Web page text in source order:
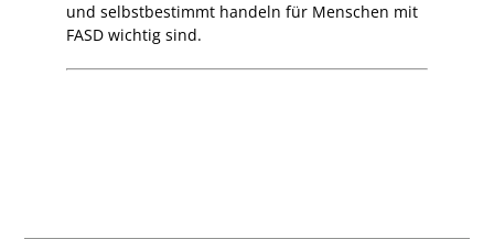
und selbstbestimmt handeln für Menschen mit
FASD wichtig sind.